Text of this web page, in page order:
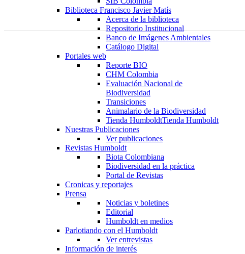
Biblioteca Francisco Javier Matís
Acerca de la biblioteca
Repositorio Institucional
Banco de Imágenes Ambientales
Catálogo Digital
Portales web
Reporte BIO
CHM Colombia
Evaluación Nacional de
Biodiversidad
Transiciones
Animalario de la Biodiversidad
Tienda HumboldtTienda Humboldt
Nuestras Publicaciones
Ver publicaciones
Revistas Humboldt
Biota Colombiana
Biodiversidad en la práctica
Portal de Revistas
Cronicas y reportajes
Prensa
Noticias y boletines
Editorial
Humboldt en medios
Parlotiando con el Humboldt
Ver entrevistas
Información de interés